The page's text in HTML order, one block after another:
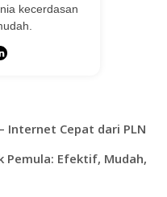
kecerdasan
Internet Cepat dari PLN
Pemula: Efektif, Mudah,